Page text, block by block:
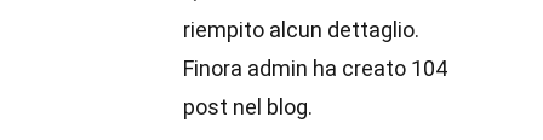
riempito alcun dettaglio.
Finora admin ha creato 104
post nel blog.